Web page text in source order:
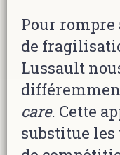
Pour rompre
de
Lussault
care. Cette
substitue les